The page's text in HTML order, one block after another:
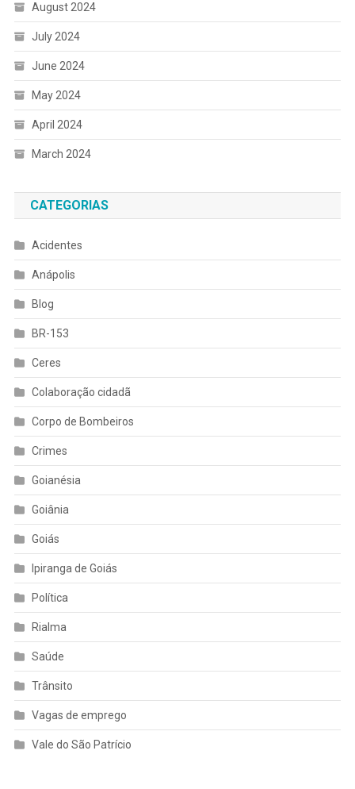
August 2024
July 2024
June 2024
May 2024
April 2024
March 2024
CATEGORIAS
Acidentes
Anápolis
Blog
BR-153
Ceres
Colaboração cidadã
Corpo de Bombeiros
Crimes
Goianésia
Goiânia
Goiás
Ipiranga de Goiás
Política
Rialma
Saúde
Trânsito
Vagas de emprego
Vale do São Patrício